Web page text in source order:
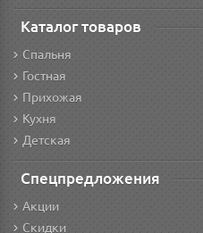
Каталог товаров
Спальня
Гостная
Прихожая
Кухня
Детская
Спецпредложения
Акции
Скидки